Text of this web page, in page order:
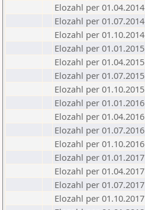
Elozahl per 01.04.2014
Elozahl per 01.07.2014
Elozahl per 01.10.2014
Elozahl per 01.01.2015
Elozahl per 01.04.2015
Elozahl per 01.07.2015
Elozahl per 01.10.2015
Elozahl per 01.01.2016
Elozahl per 01.04.2016
Elozahl per 01.07.2016
Elozahl per 01.10.2016
Elozahl per 01.01.2017
Elozahl per 01.04.2017
Elozahl per 01.07.2017
Elozahl per 01.10.2017